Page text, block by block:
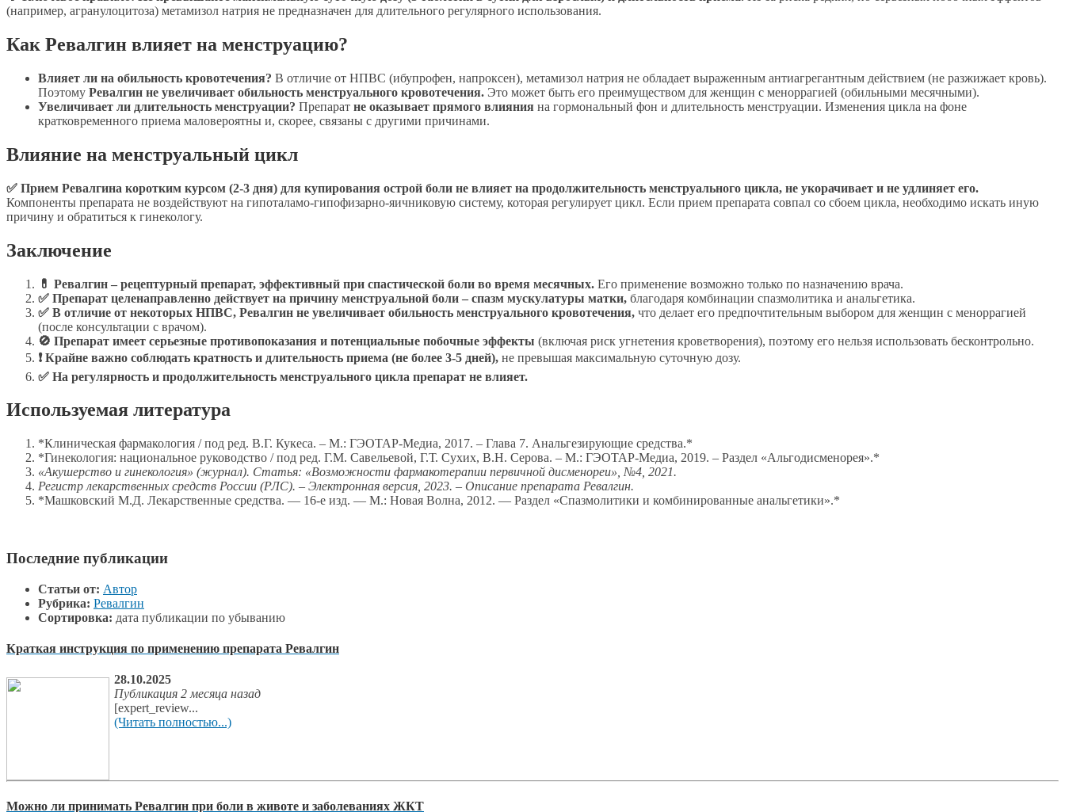
(например, агранулоцитоза) метамизол натрия не предназначен для длительного регулярного использования.
Как Ревалгин влияет на менструацию?
Влияет ли на обильность кровотечения? В отличие от НПВС (ибупрофен, напроксен), метамизол натрия не обладает выраженным антиагрегантным действием (не разжижает кровь).
Поэтому Ревалгин не увеличивает обильность менструального кровотечения. Это может быть его преимуществом для женщин с меноррагией (обильными месячными).
Увеличивает ли длительность менструации? Препарат не оказывает прямого влияния на гормональный фон и длительность менструации. Изменения цикла на фоне
кратковременного приема маловероятны и, скорее, связаны с другими причинами.
Влияние на менструальный цикл
✅ Прием Ревалгина коротким курсом (2-3 дня) для купирования острой боли не влияет на продолжительность менструального цикла, не укорачивает и не удлиняет его.
Компоненты препарата не воздействуют на гипоталамо-гипофизарно-яичниковую систему, которая регулирует цикл. Если прием препарата совпал со сбоем цикла, необходимо искать иную
причину и обратиться к гинекологу.
Заключение
💊 Ревалгин – рецептурный препарат, эффективный при спастической боли во время месячных. Его применение возможно только по назначению врача.
✅ Препарат целенаправленно действует на причину менструальной боли – спазм мускулатуры матки, благодаря комбинации спазмолитика и анальгетика.
✅ В отличие от некоторых НПВС, Ревалгин не увеличивает обильность менструального кровотечения, что делает его предпочтительным выбором для женщин с меноррагией
(после консультации с врачом).
🚫 Препарат имеет серьезные противопоказания и потенциальные побочные эффекты (включая риск угнетения кроветворения), поэтому его нельзя использовать бесконтрольно.
❗ Крайне важно соблюдать кратность и длительность приема (не более 3-5 дней), не превышая максимальную суточную дозу.
✅ На регулярность и продолжительность менструального цикла препарат не влияет.
Используемая литература
*Клиническая фармакология / под ред. В.Г. Кукеса. – М.: ГЭОТАР-Медиа, 2017. – Глава 7. Анальгезирующие средства.*
*Гинекология: национальное руководство / под ред. Г.М. Савельевой, Г.Т. Сухих, В.Н. Серова. – М.: ГЭОТАР-Медиа, 2019. – Раздел «Альгодисменорея».*
«Акушерство и гинекология» (журнал). Статья: «Возможности фармакотерапии первичной дисменореи», №4, 2021.
Регистр лекарственных средств России (РЛС). – Электронная версия, 2023. – Описание препарата Ревалгин.
*Машковский М.Д. Лекарственные средства. — 16-е изд. — М.: Новая Волна, 2012. — Раздел «Спазмолитики и комбинированные анальгетики».*
Последние публикации
Статьи от: Автор
Рубрика: Ревалгин
Сортировка: дата публикации по убыванию
Краткая инструкция по применению препарата Ревалгин
28.10.2025
Публикация 2 месяца назад
[expert_review...
(Читать полностью...)
Можно ли принимать Ревалгин при боли в животе и заболеваниях ЖКТ